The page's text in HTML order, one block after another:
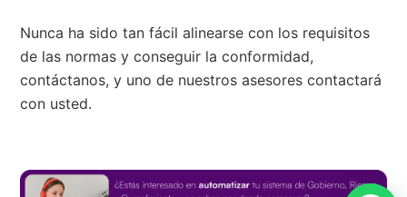
Nunca ha sido tan fácil alinearse con los requisitos
de las normas y conseguir la conformidad,
contáctanos, y uno de nuestros asesores contactará
con usted.